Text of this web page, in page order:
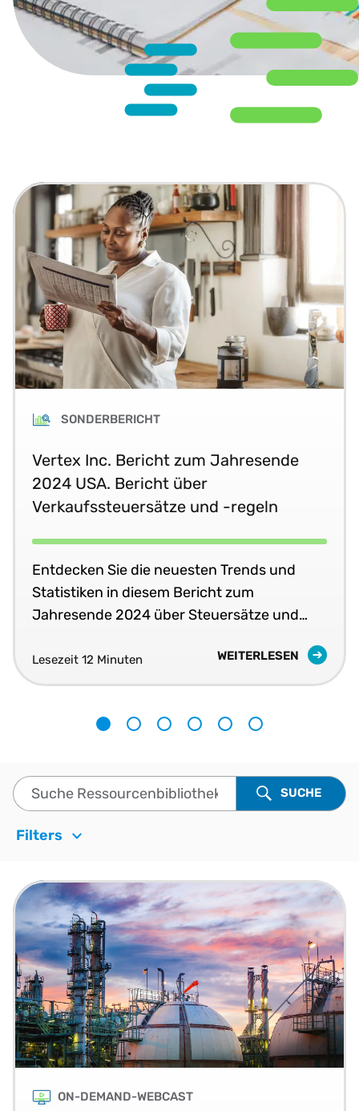
SONDERBERICHT
Vertex Inc. Bericht zum Jahresende
2024 USA. Bericht über
Verkaufssteuersätze und -regeln
Entdecken Sie die neuesten Trends und
Statistiken in diesem Bericht zum
Jahresende 2024 über Steuersätze und
Lesezeit 12 Minuten WEITERLESEN
Filters
Suche Ressourcenbibliothek SUCHE
ON-DEMAND-WEBCAST